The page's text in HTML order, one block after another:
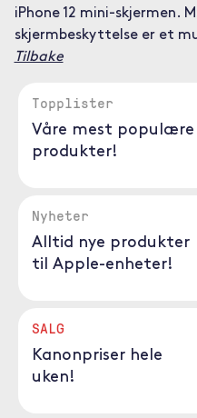
iPhone 12 mini-skjermen.
skjermbeskyttelse er et
Tilbake
Topplister
Våre mest populære
produkter!
Nyheter
Alltid nye produkter
til Apple-enheter!
SALG
Kanonpriser hele
uken!